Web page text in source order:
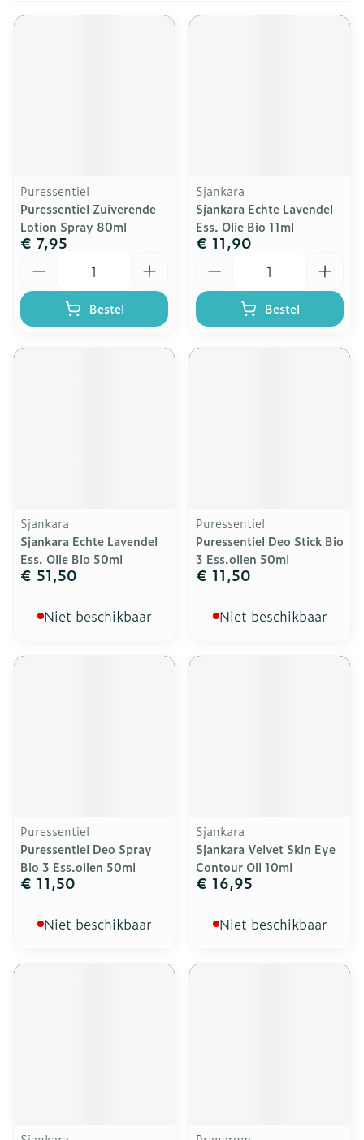
Puressentiel
Puressentiel Zuiverende
Lotion Spray 80ml
€ 7,95
Bestel
Sjankara
Sjankara Echte Lavendel
Ess. Olie Bio 11ml
€ 11,90
Bestel
Sjankara
Sjankara Echte Lavendel
Ess. Olie Bio 50ml
€ 51,50
Niet beschikbaar
Puressentiel
Puressentiel Deo Stick Bio
3 Ess.olien 50ml
€ 11,50
Niet beschikbaar
Puressentiel
Puressentiel Deo Spray
Bio 3 Ess.olien 50ml
€ 11,50
Niet beschikbaar
Sjankara
Sjankara Velvet Skin Eye
Contour Oil 10ml
€ 16,95
Niet beschikbaar